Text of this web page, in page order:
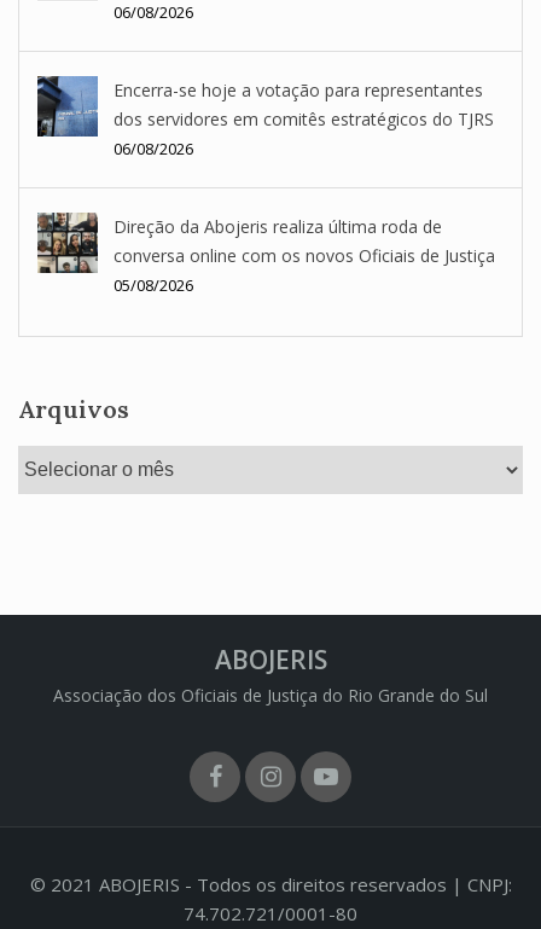
06/08/2026
Encerra-se hoje a votação para representantes
dos servidores em comitês estratégicos do TJRS
06/08/2026
Direção da Abojeris realiza última roda de
conversa online com os novos Oficiais de Justiça
05/08/2026
Arquivos
Arquivos
ABOJERIS
Associação dos Oficiais de Justiça do Rio Grande do Sul
FacebookInstagram
Youtube
© 2021 ABOJERIS - Todos os direitos reservados | CNPJ:
74.702.721/0001-80